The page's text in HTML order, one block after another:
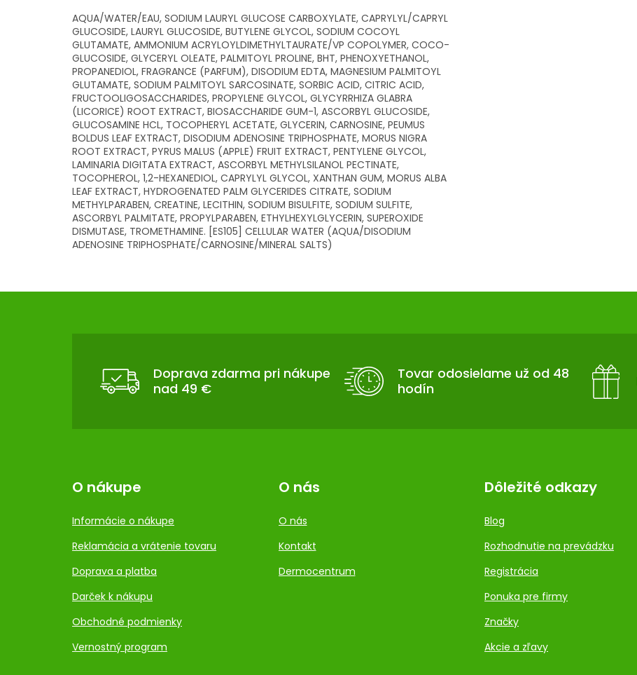
AQUA/WATER/EAU, SODIUM LAURYL GLUCOSE CARBOXYLATE, CAPRYLYL/CAPRYL
GLUCOSIDE, LAURYL GLUCOSIDE, BUTYLENE GLYCOL, SODIUM COCOYL
GLUTAMATE, AMMONIUM ACRYLOYLDIMETHYLTAURATE/VP COPOLYMER, COCO-
GLUCOSIDE, GLYCERYL OLEATE, PALMITOYL PROLINE, BHT, PHENOXYETHANOL,
PROPANEDIOL, FRAGRANCE (PARFUM), DISODIUM EDTA, MAGNESIUM PALMITOYL
GLUTAMATE, SODIUM PALMITOYL SARCOSINATE, SORBIC ACID, CITRIC ACID,
FRUCTOOLIGOSACCHARIDES, PROPYLENE GLYCOL, GLYCYRRHIZA GLABRA
(LICORICE) ROOT EXTRACT, BIOSACCHARIDE GUM-1, ASCORBYL GLUCOSIDE,
GLUCOSAMINE HCL, TOCOPHERYL ACETATE, GLYCERIN, CARNOSINE, PEUMUS
BOLDUS LEAF EXTRACT, DISODIUM ADENOSINE TRIPHOSPHATE, MORUS NIGRA
ROOT EXTRACT, PYRUS MALUS (APPLE) FRUIT EXTRACT, PENTYLENE GLYCOL,
LAMINARIA DIGITATA EXTRACT, ASCORBYL METHYLSILANOL PECTINATE,
TOCOPHEROL, 1,2-HEXANEDIOL, CAPRYLYL GLYCOL, XANTHAN GUM, MORUS ALBA
LEAF EXTRACT, HYDROGENATED PALM GLYCERIDES CITRATE, SODIUM
METHYLPARABEN, CREATINE, LECITHIN, SODIUM BISULFITE, SODIUM SULFITE,
ASCORBYL PALMITATE, PROPYLPARABEN, ETHYLHEXYLGLYCERIN, SUPEROXIDE
DISMUTASE, TROMETHAMINE. [ES105] CELLULAR WATER (AQUA/DISODIUM
ADENOSINE TRIPHOSPHATE/CARNOSINE/MINERAL SALTS)
Doprava zdarma pri nákupe
nad 49 €
Tovar odosielame už od 48
hodín
O nákupe
Informácie o nákupe
Reklamácia a vrátenie tovaru
Doprava a platba
Darček k nákupu
Obchodné podmienky
Vernostný program
O nás
O nás
Kontakt
Dermocentrum
Dôležité odkazy
Blog
Rozhodnutie na prevádzku
Registrácia
Ponuka pre firmy
Značky
Akcie a zľavy